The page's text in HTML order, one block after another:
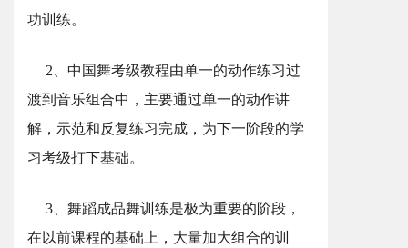
功训练。
2、中国舞考级教程由单一的动作练习过
渡到音乐组合中，主要通过单一的动作讲
解，示范和反复练习完成，为下一阶段的学
习考级打下基础。
3、舞蹈成品舞训练是极为重要的阶段，
在以前课程的基础上，大量加大组合的训